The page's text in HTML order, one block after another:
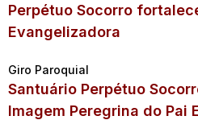
Perpétuo Socorro
Evangelizadora
Giro Paroquial
Santuário Perpétuo
Imagem Peregrina do Pai